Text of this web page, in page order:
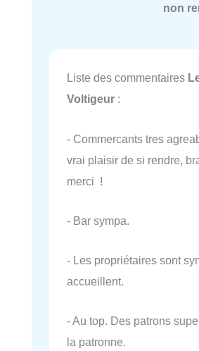
non
Liste des commentaires
Voltigeur :
- Commercants tres
vrai plaisir de si rendre,
merci !
- Bar sympa.
- Les propriétaires sont
accueillent.
- Au top. Des patrons
la patronne.